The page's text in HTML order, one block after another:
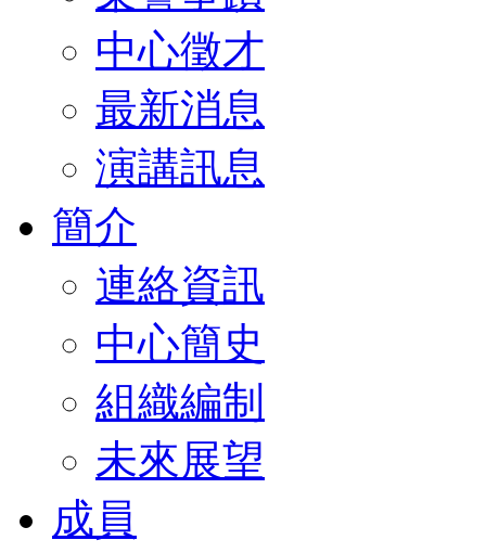
中心徵才
最新消息
演講訊息
簡介
連絡資訊
中心簡史
組織編制
未來展望
成員